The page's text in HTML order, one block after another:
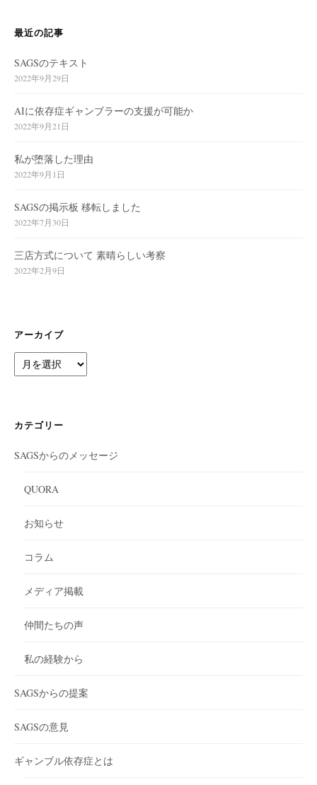
最近の記事
SAGSのテキスト
2022年9月29日
AIに依存症ギャンブラーの支援が可能か
2022年9月21日
私が堕落した理由
2022年9月1日
SAGSの掲示板 移転しました
2022年7月30日
三店方式について 素晴らしい考察
2022年2月9日
アーカイブ
ー
ブ
カテゴリー
SAGSからのメッセージ
QUORA
お知らせ
コラム
メディア掲載
仲間たちの声
私の経験から
SAGSからの提案
SAGSの意見
ギャンブル依存症とは